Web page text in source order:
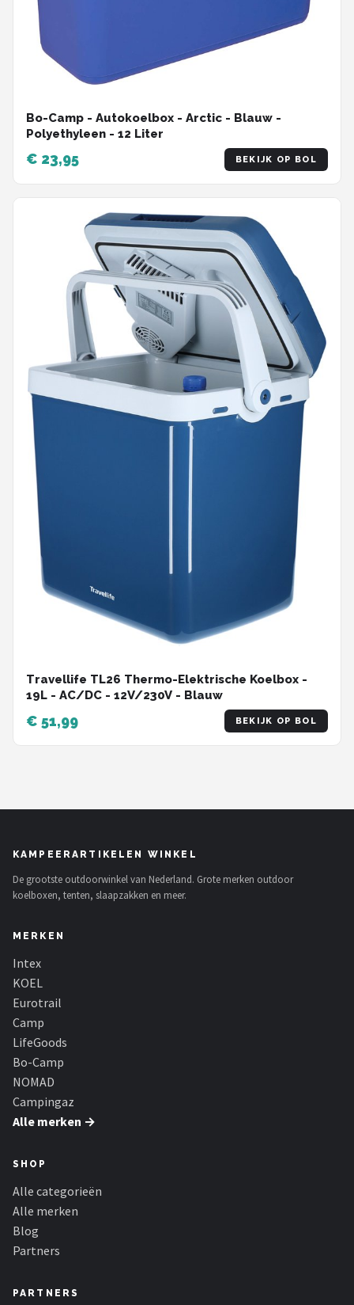
Bo-Camp - Autokoelbox - Arctic - Blauw -
Polyethyleen - 12 Liter
€ 23,95 BEKIJK OP BOL
Travellife TL26 Thermo-Elektrische Koelbox -
19L - AC/DC - 12V/230V - Blauw
€ 51,99 BEKIJK OP BOL
KAMPEERARTIKELEN WINKEL
De grootste outdoorwinkel van Nederland. Grote merken outdoor
koelboxen, tenten, slaapzakken en meer.
MERKEN
Intex
KOEL
Eurotrail
Camp
LifeGoods
Bo-Camp
NOMAD
Campingaz
Alle merken →
SHOP
Alle categorieën
Alle merken
Blog
Partners
PARTNERS